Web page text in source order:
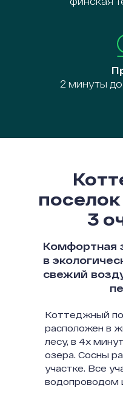
2 минуты
3
Комфортная
в
свежий
Коттеджный
расположен в
лесу, в 4х
озера. Сосны
участке. Все
водопроводом